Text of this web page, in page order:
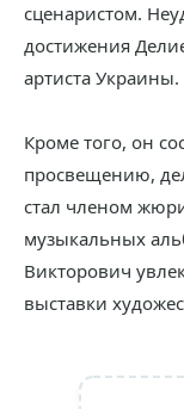
сценаристом.
достижения
артиста Украины.
Кроме того, он
просвещению,
стал членом
музыкальных
Викторович
выставки